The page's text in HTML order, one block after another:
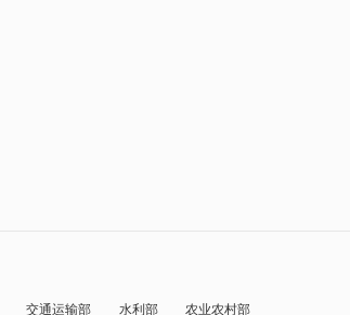
交通运输部 水利部 农业农村部